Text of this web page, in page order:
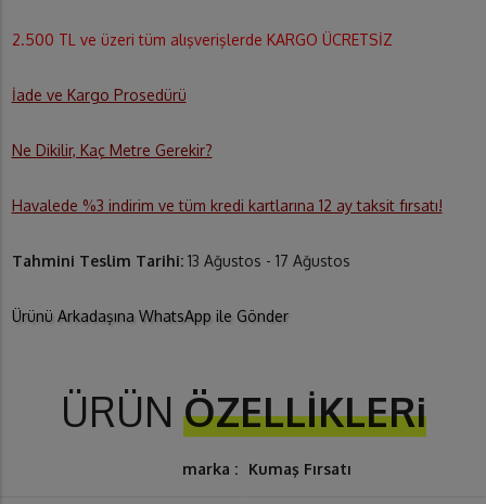
2.500 TL ve üzeri tüm alışverişlerde KARGO ÜCRETSİZ
İade ve Kargo Prosedürü
Ne Dikilir, Kaç Metre Gerekir?
Havalede %3 indirim ve tüm kredi kartlarına 12 ay taksit fırsatı!
Tahmini Teslim Tarihi: 13 Ağustos - 17 Ağustos
Ürünü Arkadaşına WhatsApp ile Gönder
ÜRÜN ÖZELLİKLERi
marka : Kumaş Fırsatı